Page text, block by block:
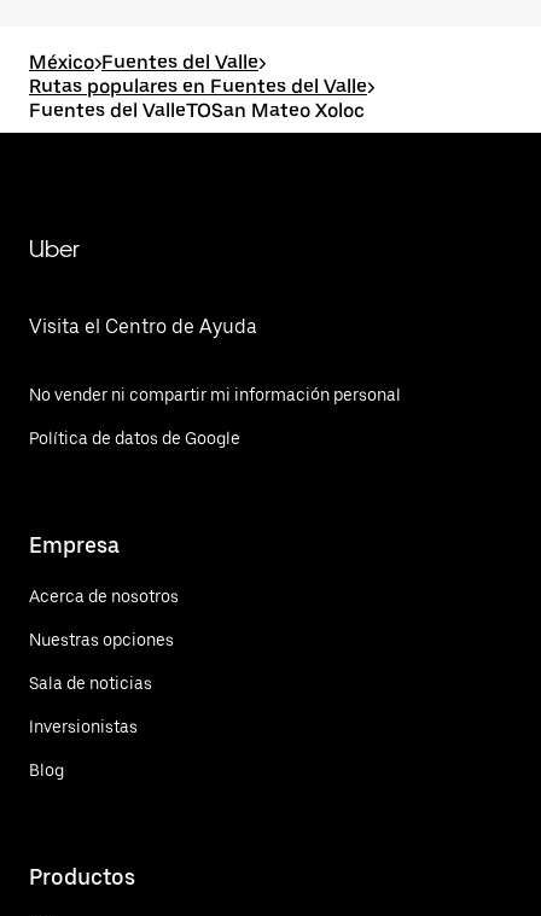
México>Fuentes del Valle>
Rutas populares en Fuentes del Valle>
Fuentes del ValleTOSan Mateo Xoloc
Uber
Visita el Centro de Ayuda
No vender ni compartir mi información personal
Política de datos de Google
Empresa
Acerca de nosotros
Nuestras opciones
Sala de noticias
Inversionistas
Blog
Productos